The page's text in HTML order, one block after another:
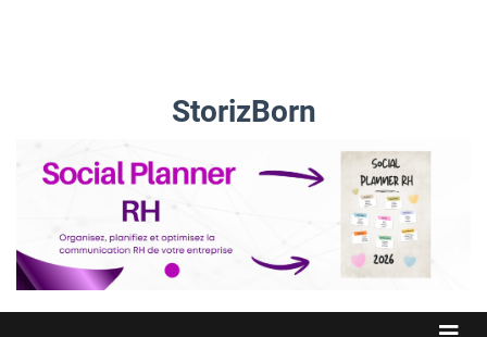
StorizBorn